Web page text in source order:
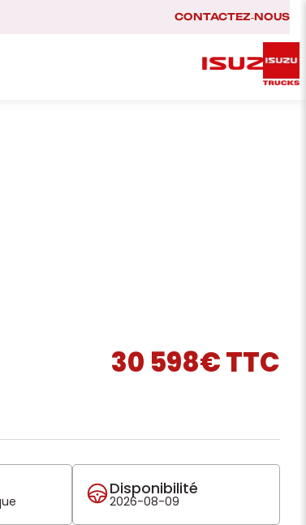
CONTACTEZ‑NOUS
30 598€ TTC
Disponibilité
2026-08-09